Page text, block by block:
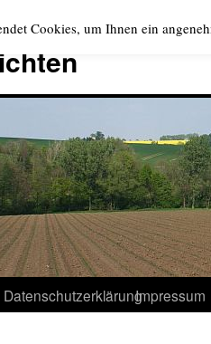
DatenschutzerklärungImpressum
Cookies, um Ihnen ein